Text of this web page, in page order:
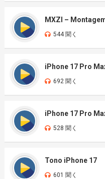
MXZI –
544 聞く
iPhone 17 Pro
692 聞く
iPhone 17 Pro
528 聞く
Tono iPhone 17
601 聞く